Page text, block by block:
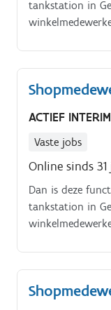
tankstation in
ACTIEF
Vaste jobs
Online sinds
Dan is deze
tankstation in
verzorgde en
takenpakket.